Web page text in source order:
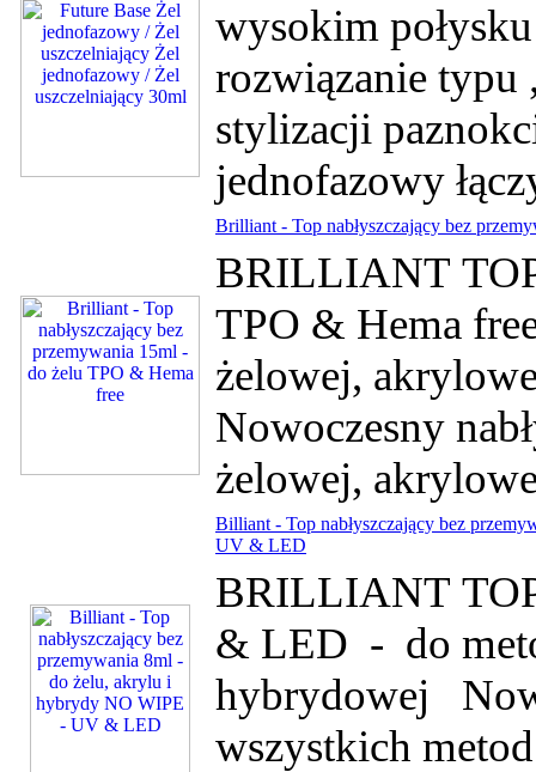
wysokim
rozwiązanie typu
stylizacji
jednofazowy
Brilliant - Top nabłyszczający bez
BRILLIANT
TPO & Hema
żelowej,
Nowoczesny
żelowej,
Billiant - Top nabłyszczający bez
UV & LED
BRILLIANT
& LED - do
hybrydowej
wszystkich